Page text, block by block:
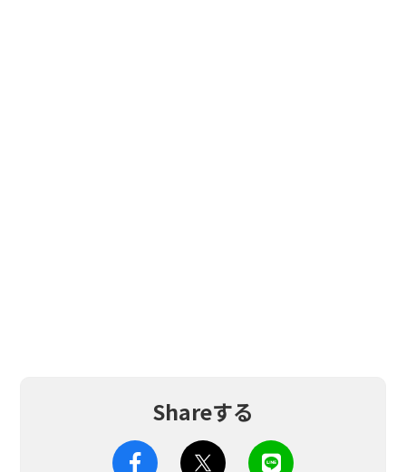
Shareする